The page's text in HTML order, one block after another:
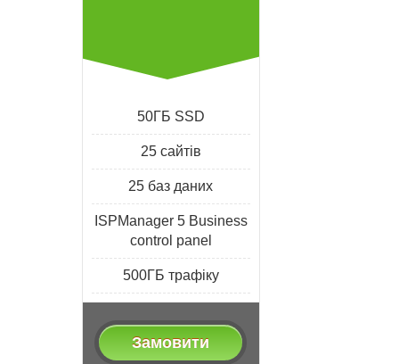
50ГБ SSD
25 сайтів
25 баз даних
ISPManager 5 Business
control panel
500ГБ трафіку
Замовити